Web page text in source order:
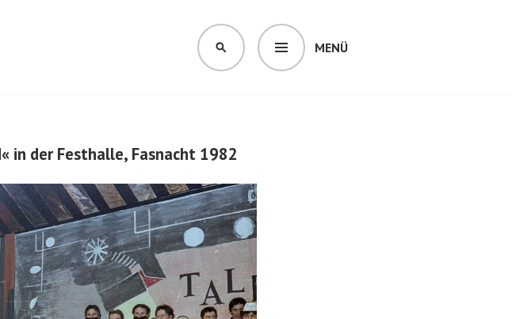
MENÜ
SUCHEN
in der Festhalle, Fasnacht 1982